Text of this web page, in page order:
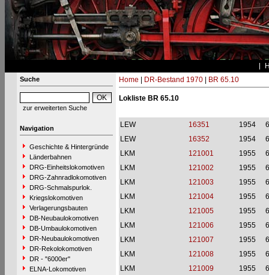
Suche
zur erweiterten Suche
Navigation
Geschichte & Hintergründe
Länderbahnen
DRG-Einheitslokomotiven
DRG-Zahnradlokomotiven
DRG-Schmalspurlok.
Kriegslokomotiven
Verlagerungsbauten
DB-Neubaulokomotiven
DB-Umbaulokomotiven
DR-Neubaulokomotiven
DR-Rekolokomotiven
DR - "6000er"
ELNA-Lokomotiven
Home DR-Bestand 1970| BR 65.10
Lokliste BR 65.10
LEW 16351 1954
LEW
16352 1954
LKM
121001 1955
LKM
121002 1955
LKM
121003 1955
LKM
121004 1955
LKM
121005 1955
LKM
121006 1955
LKM
121007 1955
LKM
121008 1955
LKM
121009 1955